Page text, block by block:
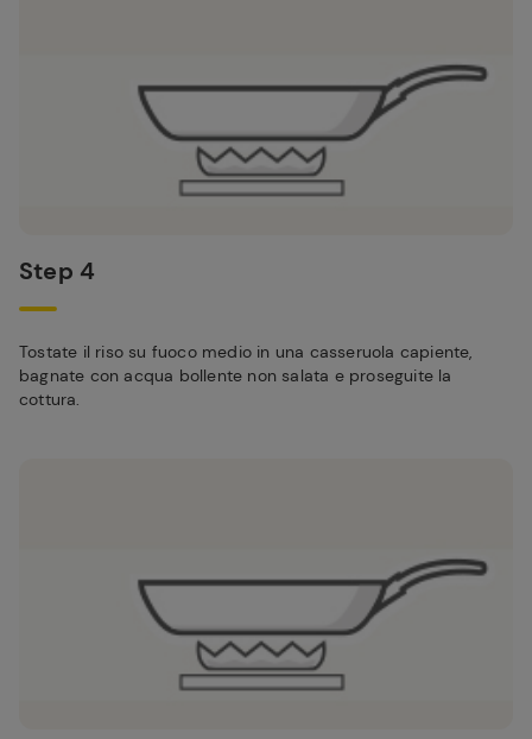
Step 4
Tostate il riso su fuoco medio in una casseruola capiente,
bagnate con acqua bollente non salata e proseguite la
cottura.